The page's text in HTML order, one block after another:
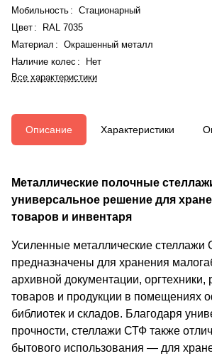
Мобильность : Стационарный
Цвет :
RAL 7035
Материал : Окрашенный металл
Наличие колес :
Нет
Все характеристики
Описание Характеристики
Металлические полочные
универсальное решение для
товаров и инвентаря
Усиленные металлические стеллажи
предназначены для хранения
архивной документации, оргтехники,
товаров и продукции в помещениях
библиотек и складов. Благодаря
прочности, стеллажи СТФ также
бытового использования — для